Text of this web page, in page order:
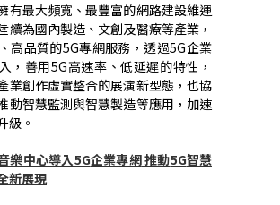
有最大頻寬、最豐富的網路建設維運
續為國內製造、文創及醫療等產業，
高品質的5G專網服務，透過5G企業
，善用5G高速率、低延遲的特性，
業創作虛實整合的展演新型態，也協
動智慧監測與智慧製造等應用，加速
級。
樂中心導入5G企業專網推動5G智慧
新展現